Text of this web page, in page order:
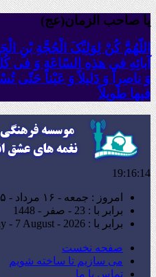
یا صاحب الزمان(عج)
اللّهُمَّ کُنْ لِوَلِیِّکَ الْحُجَّةِ بْنِ
آبائِهِ فی هذِهِ السّاعَةِ وَ فی
‏وَ ناصِراً وَ دَلیلاً وَ عَیْناً حَتّى
فیها طَویلاً
19:16:15
امروز : جمعه - ۱۶ مرداد - ۱۴۰۵
برابر با : 23 - صفر - 1448
برابر با : Friday - 7 August - 2026
صفحه نخست
می سازیم تا ساخته شویم
تماس با ما